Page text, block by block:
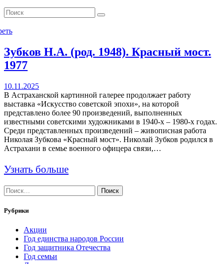
Зубков Н.А. (род. 1948). Красный мост.
1977
10.11.2025
В Астраханской картинной галерее продолжает работу
выставка «Искусство советской эпохи», на которой
представлено более 90 произведений, выполненных
известными советскими художниками в 1940-х – 1980-х годах.
Среди представленных произведений – живописная работа
Николая Зубкова «Красный мост». Николай Зубков родился в
Астрахани в семье военного офицера связи,…
Узнать больше
Найти:
Рубрики
Акции
Год единства народов России
Год защитника Отечества
Год семьи